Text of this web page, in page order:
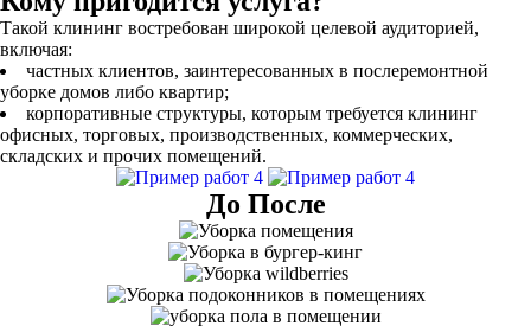
Такой клининг востребован широкой целевой аудиторией,
включая:
частных клиентов, заинтересованных в послеремонтной
уборке домов либо квартир;
корпоративные структуры, которым требуется клининг
офисных, торговых, производственных, коммерческих,
складских и прочих помещений.
До После